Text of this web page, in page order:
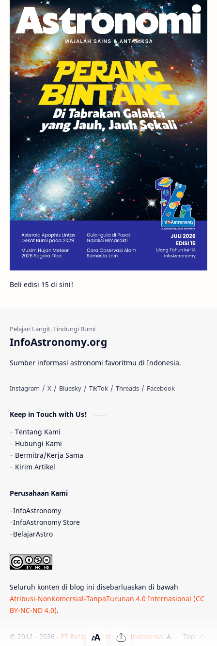
Planet Kerdil Bumi Pengetahuan
Berita Hujan Meteor Satelit Alami
Rasi Bintang Teleskop Saturnus
GBT 2018 UFO Advertorial
Astrofotografi
Stasiun Luar Angkasa Internasional
Gugus Bintang Menarik Dibaca
Venus Pluto Galaksi Kerdil
Gambar Harian Titan
Bintang Neutron Hubble Tips
Juno Bintang Biner
Fakta Galaksi Spiral
Gerhana Matahari
Quasar
Ulasan
Gelombang Gravitasi
Kerdil Putih LAPAN
Olimpiade Sains Nasional
Bumi Super GBT18 Hilal
Katai Cokelat
Observatorium Perseid SpaceX
Beli edisi 15 di sini!
InfoAstronomy.org
Sumber informasi astronomi favoritmu di Indonesia.
Keep in Touch with Us!
Tentang Kami
Hubungi Kami
Bermitra/Kerja Sama
Kirim Artikel
Perusahaan Kami
InfoAstronomy
InfoAstronomy Store
BelajarAstro
Seluruh konten di blog ini disebarluaskan di bawah
Atribusi-NonKomersial-TanpaTurunan 4.0 Internasional (CC
BY-NC-ND 4.0).
© 2012 - 2026 ‧ PT Belajar Astronomi Indonesia. All rights